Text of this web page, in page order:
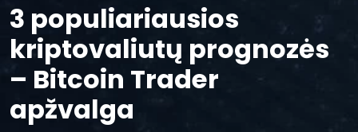
3 populiariausios
kriptovaliutų prognozės
– Bitcoin Trader
apžvalga